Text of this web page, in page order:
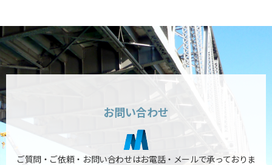
お問い合わせ
ご質問・ご依頼・お問い合わせはお電話・メールで承っておりま